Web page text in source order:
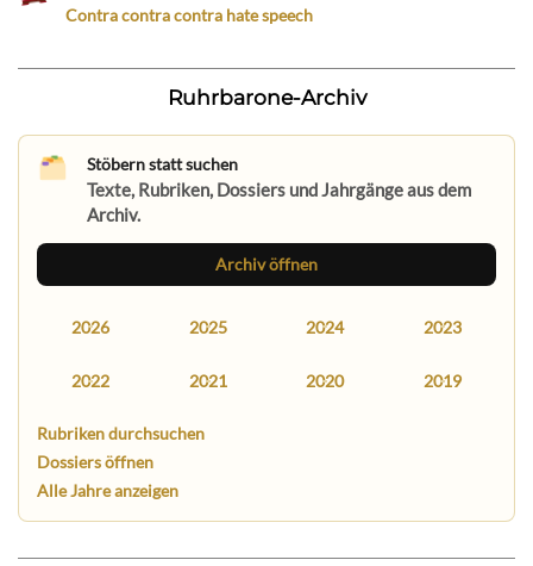
Contra contra contra hate speech
Ruhrbarone-Archiv
Stöbern statt suchen
Texte, Rubriken, Dossiers und Jahrgänge aus dem
Archiv.
Archiv öffnen
2026 2025 2024 2023
2022 2021 2020 2019
Rubriken durchsuchen
Dossiers öffnen
Alle Jahre anzeigen